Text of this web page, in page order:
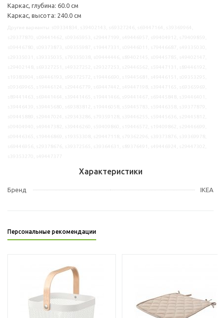
Каркас, глубина: 60.0 см
Каркас, высота: 240.0 см
Характеристики
Бренд IKEA
Персональные рекомендации